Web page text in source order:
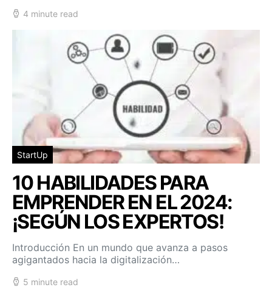
4 minute read
StartUp
10 HABILIDADES PARA
EMPRENDER EN EL 2024:
¡SEGÚN LOS EXPERTOS!
Introducción En un mundo que avanza a pasos
agigantados hacia la digitalización…
5 minute read